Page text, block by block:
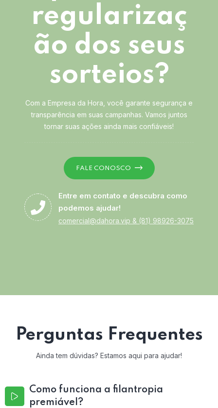
regularizaç
ão dos seus
sorteios?
Com a Empresa da Hora, você garante segurança e
transparência em suas campanhas. Vamos juntos
tornar suas ações ainda mais confiáveis!
FALE CONOSCO
Entre em contato e descubra como
podemos ajudar!
comercial@dahora.vip & (81) 98926-3075
Perguntas Frequentes
Ainda tem dúvidas? Estamos aqui para ajudar!
Como funciona a filantropia
premiável?